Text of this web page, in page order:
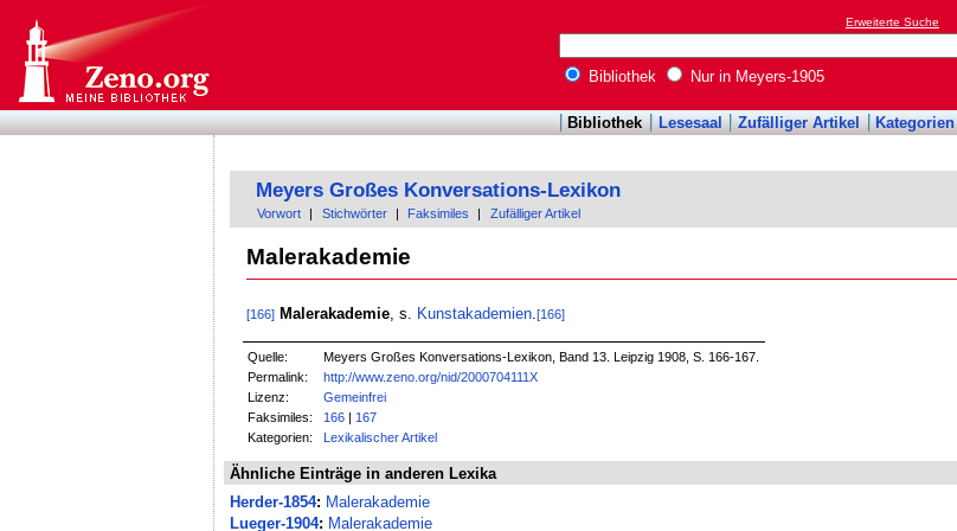
Erweiterte Suche
Bibliothek Nur in Meyers-1905
Bibliothek Lesesaal Zufälliger Artikel Kategorien
Meyers Großes Konversations-Lexikon
Vorwort Stichwörter Faksimiles Zufälliger Artikel
Malerakademie
[166] Malerakademie, s. Kunstakademien. [166]
Quelle:
Meyers Großes Konversations-Lexikon, Band 13. Leipzig 1908, S. 166-167.
Permalink:
http://www.zeno.org/nid/2000704111X
Lizenz:
Gemeinfrei
Faksimiles:
166 |167
Kategorien:
Lexikalischer Artikel
Ähnliche Einträge in anderen Lexika
Herder-1854: Malerakademie
Lueger-1904: Malerakademie